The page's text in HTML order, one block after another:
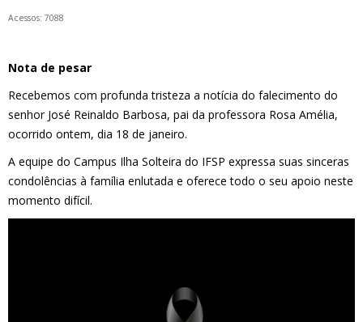
Acessos: 7088
Nota de pesar
Recebemos com profunda tristeza a notícia do falecimento do
senhor José Reinaldo Barbosa, pai da professora Rosa Amélia,
ocorrido ontem, dia 18 de janeiro.
A equipe do Campus Ilha Solteira do IFSP expressa suas sinceras
condolências à família enlutada e oferece todo o seu apoio neste
momento difícil.